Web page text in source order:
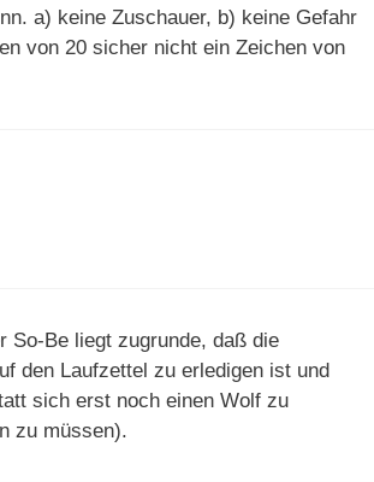
a) keine Zuschauer, b) keine Gefahr
von 20 sicher nicht ein Zeichen von
So-Be liegt zugrunde, daß die
den Laufzettel zu erledigen ist und
sich erst noch einen Wolf zu
zu müssen).